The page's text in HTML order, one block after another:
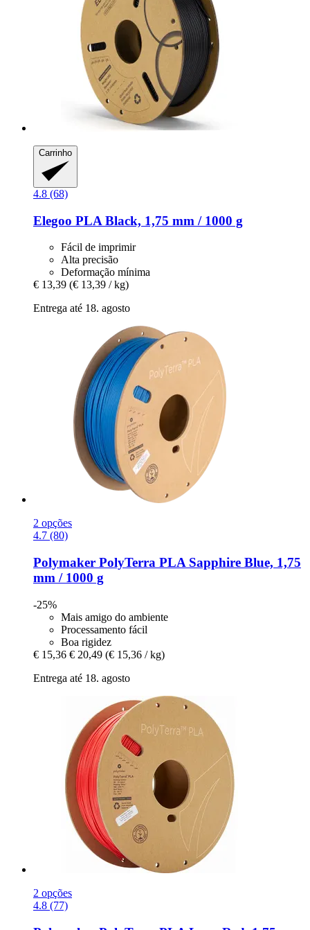
Carrinho
4.8 (68)
Elegoo PLA Black, 1,75 mm / 1000 g
Fácil de imprimir
Alta precisão
Deformação mínima
€ 13,39 (€ 13,39 / kg)
Entrega até 18. agosto
2 opções
4.7 (80)
Polymaker PolyTerra PLA Sapphire Blue, 1,75
mm / 1000 g
-25%
Mais amigo do ambiente
Processamento fácil
Boa rigidez
€ 15,36 € 20,49 (€ 15,36 / kg)
Entrega até 18. agosto
2 opções
4.8 (77)